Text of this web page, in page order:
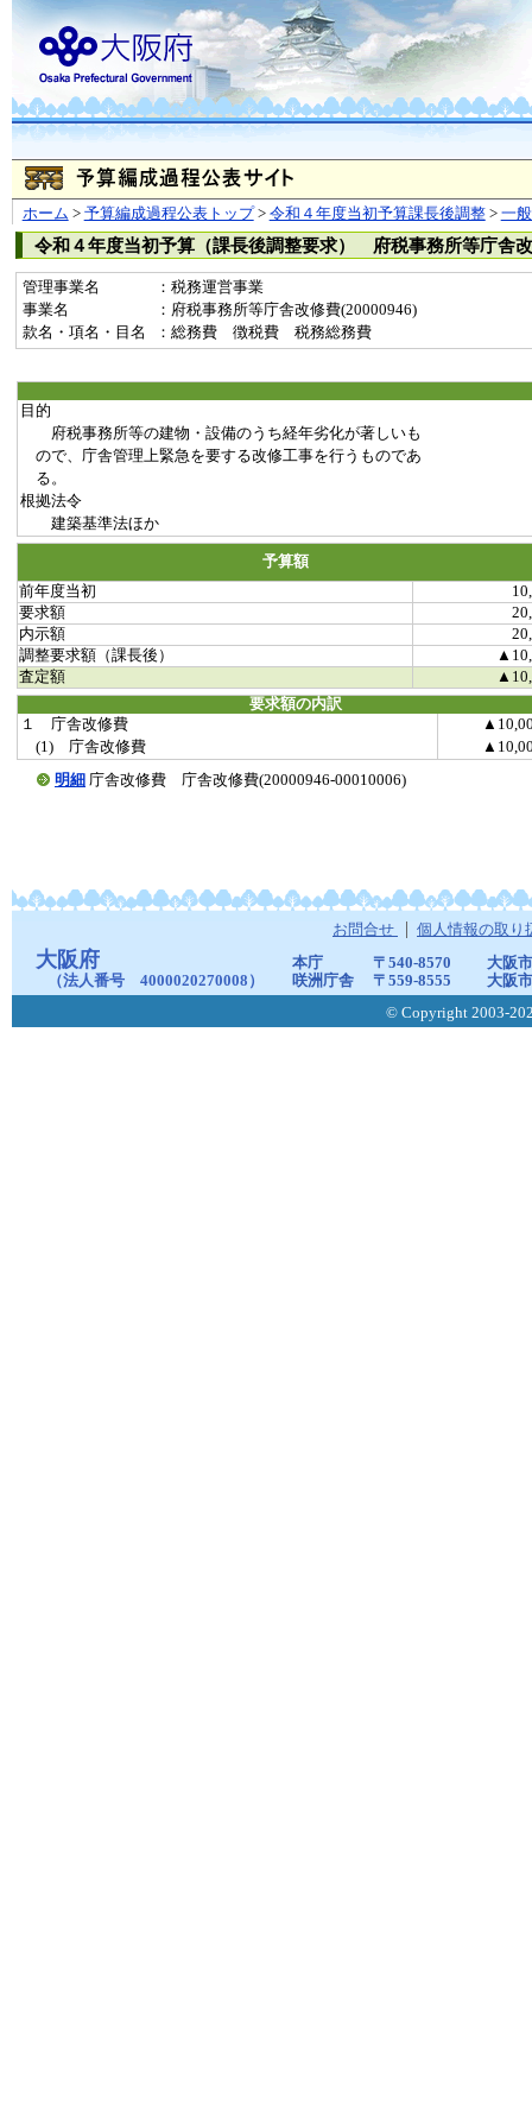
ホーム > 予算編成過程公表トップ> 令和４年度当初予算課長後調整> 一
令和４年度当初予算（課長後調整要求） 府税事務所等庁舎
管理事業名
：税務運営事業
事業名
：府税事務所等庁舎改修費(20000946)
款名・項名・目名
：総務費 徴税費 税務総務費
目的
府税事務所等の建物・設備のうち経年劣化が著しいも
ので、庁舎管理上緊急を要する改修工事を行うものであ
る。
根拠法令
建築基準法ほか
予算額
前年度当初
要求額
内示額
調整要求額（課長後）
査定額
要求額の内訳
１ 庁舎改修費
(1) 庁舎改修費
明細 庁舎改修費 庁舎改修費(20000946-00010006)
お問合せ 個人情報の取り
大阪府
（法人番号 4000020270008）
本庁 〒540-8570
大阪
咲洲庁舎
〒559-8555
大阪
© Copyright 2003-